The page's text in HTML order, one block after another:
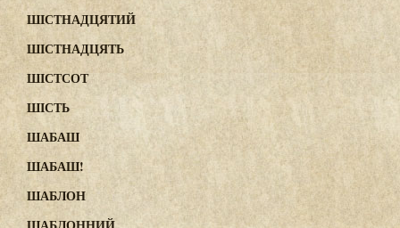
ШІСТНАДЦЯТИЙ
ШІСТНАДЦЯТЬ
ШІСТСОТ
ШІСТЬ
ШАБАШ
ШАБАШ!
ШАБЛОН